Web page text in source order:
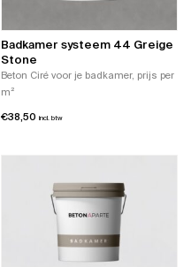
Badkamer systeem 44 Greige
Stone
Beton Ciré voor je badkamer, prijs per
m²
€38,50 incl. btw